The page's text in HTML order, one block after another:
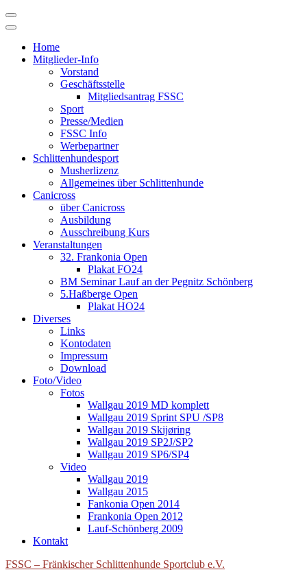
Skip
to
Home
Mitglieder-Info
Vorstand
Geschäftsstelle
Mitgliedsantrag FSSC
Sport
Presse/Medien
FSSC Info
Werbepartner
Schlittenhundesport
Musherlizenz
Allgemeines über Schlittenhunde
Canicross
über Canicross
Ausbildung
Ausschreibung Kurs
Veranstaltungen
32. Frankonia Open
Plakat FO24
BM Seminar Lauf an der Pegnitz Schönberg
5.Haßberge Open
Plakat HO24
Diverses
Links
Kontodaten
Impressum
Download
Foto/Video
Fotos
Wallgau 2019 MD komplett
Wallgau 2019 Sprint SPU /SP8
Wallgau 2019 Skijøring
Wallgau 2019 SP2J/SP2
Wallgau 2019 SP6/SP4
Video
Wallgau 2019
Wallgau 2015
Fankonia Open 2014
Frankonia Open 2012
Lauf-Schönberg 2009
Kontakt
FSSC – Fränkischer Schlittenhunde Sportclub e.V.